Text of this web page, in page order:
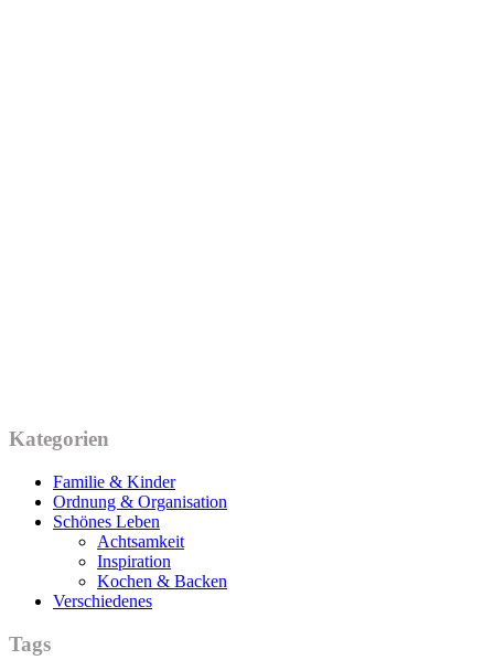
Kategorien
Familie & Kinder
Ordnung & Organisation
Schönes Leben
Achtsamkeit
Inspiration
Kochen & Backen
Verschiedenes
Tags